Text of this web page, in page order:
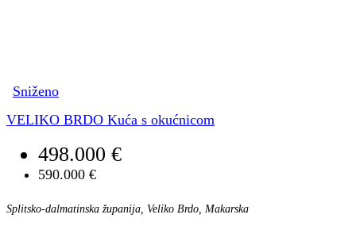
Sniženo
VELIKO BRDO Kuća s okućnicom
498.000 €
590.000 €
Splitsko-dalmatinska županija, Veliko Brdo, Makarska